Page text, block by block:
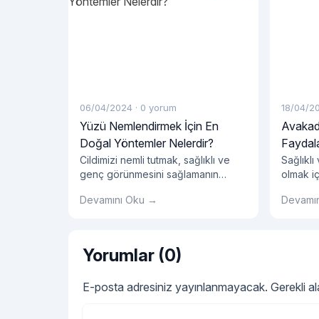
06/04/2024 · 0 yorum
Yüzü Nemlendirmek İçin En
Doğal Yöntemler Nelerdir?
Cildimizi nemli tutmak, sağlıklı ve
genç görünmesini sağlamanın
bakımı rutinimizin önemli bir parçası
içeriklerle dolu olabilir ve cildimize
zarar verebilir. Neyse ki, yüzümüzü
yöntemler de mevcuttur. Peki, yüzü
Devamını Oku →
18/04/
olmak
yağı ve
Yorumlar (0)
E-posta adresiniz yayınlanmayacak. Gerekli